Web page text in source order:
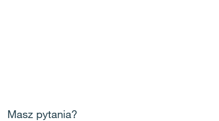
Masz pytania?